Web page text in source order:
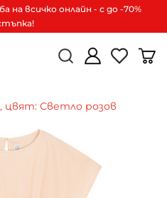
на всичко онлайн - с до -70%
цвят: Светло розов